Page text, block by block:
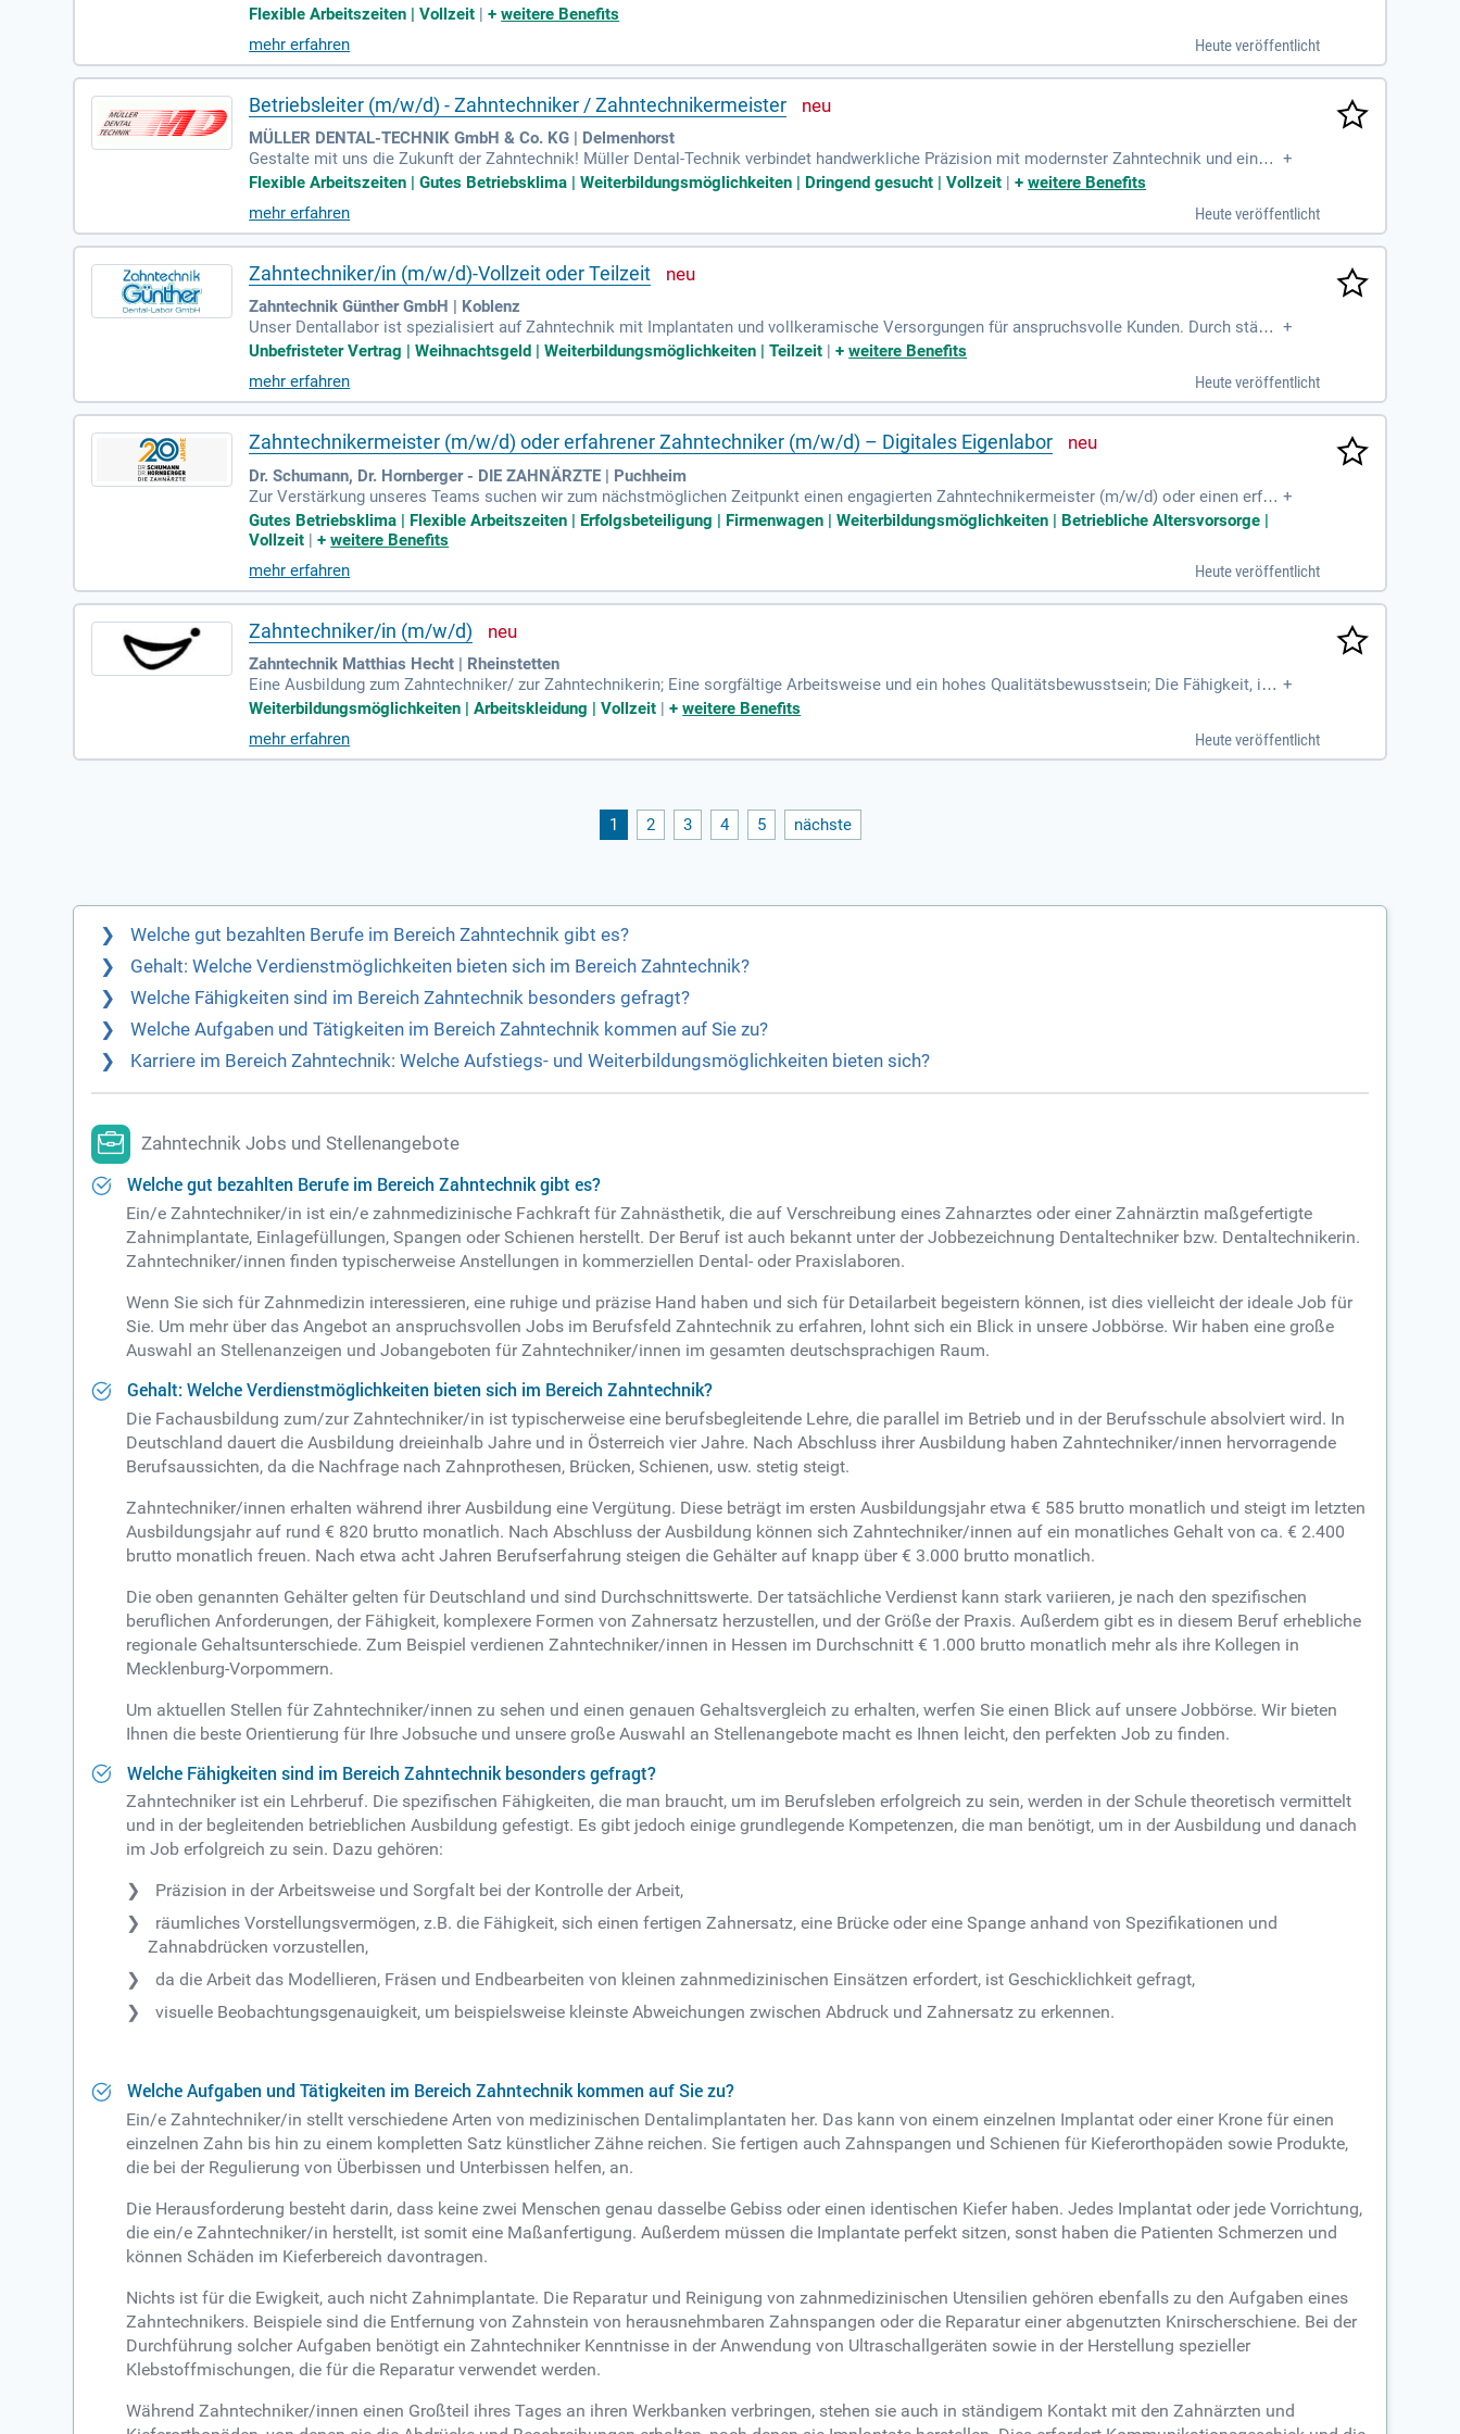
Flexible Arbeitszeiten | Vollzeit |+weitere Benefits
mehr erfahren
Heute veröffentlicht
Betriebsleiter (m/w/d) - Zahntechniker / Zahntechnikermeister
MÜLLER DENTAL-TECHNIK GmbH & Co. KG | Delmenhorst
Gestalte mit uns die Zukunft der Zahntechnik! Müller Dental-Technik verbindet handwerkliche Präzision mit modernster Zahntechnik und einem
herzlichen, engagierten Team.
+
Flexible Arbeitszeiten | Gutes Betriebsklima | Weiterbildungsmöglichkeiten | Dringend gesucht | Vollzeit |+weitere Benefits
mehr erfahren
Heute veröffentlicht
Zahntechniker/in (m/w/d)-Vollzeit oder Teilzeit
Zahntechnik Günther GmbH | Koblenz
Unser Dentallabor ist spezialisiert auf Zahntechnik mit Implantaten und vollkeramische Versorgungen für anspruchsvolle Kunden. Durch ständi
ge Aus- und Weiterbildung ist unser zahntechnisches Labor auf dem neuesten Stand der Zahntechnik.
+
Unbefristeter Vertrag | Weihnachtsgeld | Weiterbildungsmöglichkeiten | Teilzeit |+weitere Benefits
mehr erfahren
Heute veröffentlicht
Zahntechnikermeister (m/w/d) oder erfahrener Zahntechniker (m/w/d) – Digitales Eigenlabor
Dr. Schumann, Dr. Hornberger - DIE ZAHNÄRZTE | Puchheim
Zur Verstärkung unseres Teams suchen wir zum nächstmöglichen Zeitpunkt einen engagierten Zahntechnikermeister (m/w/d) oder einen erfah
renen Zahntechniker (m/w/d) mit Freude an hochwertiger Zahntechnik.
+
Gutes Betriebsklima | Flexible Arbeitszeiten | Erfolgsbeteiligung | Firmenwagen | Weiterbildungsmöglichkeiten | Betriebliche Altersvorsorge |
Vollzeit |+weitere Benefits
mehr erfahren
Heute veröffentlicht
Zahntechniker/in (m/w/d)
Zahntechnik Matthias Hecht | Rheinstetten
Eine Ausbildung zum Zahntechniker/ zur Zahntechnikerin; Eine sorgfältige Arbeitsweise und ein hohes Qualitätsbewusstsein; Die Fähigkeit, im
Team zu agieren, kombiniert mit Zuverlässigkeit. Modernste Technik; starkes Team; ind.
+
Weiterbildungsmöglichkeiten | Arbeitskleidung | Vollzeit |+weitere Benefits
mehr erfahren
Heute veröffentlicht
1 2 3 4 5 nächste
Welche gut bezahlten Berufe im Bereich Zahntechnik gibt es?
Gehalt: Welche Verdienstmöglichkeiten bieten sich im Bereich Zahntechnik?
Welche Fähigkeiten sind im Bereich Zahntechnik besonders gefragt?
Welche Aufgaben und Tätigkeiten im Bereich Zahntechnik kommen auf Sie zu?
Karriere im Bereich Zahntechnik: Welche Aufstiegs- und Weiterbildungsmöglichkeiten bieten sich?
Zahntechnik Jobs und Stellenangebote
Welche gut bezahlten Berufe im Bereich Zahntechnik gibt es?
Ein/e Zahntechniker/in ist ein/e zahnmedizinische Fachkraft für Zahnästhetik, die auf Verschreibung eines Zahnarztes oder einer Zahnärztin maßgefertigte
Zahnimplantate, Einlagefüllungen, Spangen oder Schienen herstellt. Der Beruf ist auch bekannt unter der Jobbezeichnung Dentaltechniker bzw. Dentaltechnikerin.
Zahntechniker/innen finden typischerweise Anstellungen in kommerziellen Dental- oder Praxislaboren.
Wenn Sie sich für Zahnmedizin interessieren, eine ruhige und präzise Hand haben und sich für Detailarbeit begeistern können, ist dies vielleicht der ideale Job für
Sie. Um mehr über das Angebot an anspruchsvollen Jobs im Berufsfeld Zahntechnik zu erfahren, lohnt sich ein Blick in unsere Jobbörse. Wir haben eine große
Auswahl an Stellenanzeigen und Jobangeboten für Zahntechniker/innen im gesamten deutschsprachigen Raum.
Gehalt: Welche Verdienstmöglichkeiten bieten sich im Bereich Zahntechnik?
Die Fachausbildung zum/zur Zahntechniker/in ist typischerweise eine berufsbegleitende Lehre, die parallel im Betrieb und in der Berufsschule absolviert wird. In
Deutschland dauert die Ausbildung dreieinhalb Jahre und in Österreich vier Jahre. Nach Abschluss ihrer Ausbildung haben Zahntechniker/innen hervorragende
Berufsaussichten, da die Nachfrage nach Zahnprothesen, Brücken, Schienen, usw. stetig steigt.
Zahntechniker/innen erhalten während ihrer Ausbildung eine Vergütung. Diese beträgt im ersten Ausbildungsjahr etwa € 585 brutto monatlich und steigt im letzten
Ausbildungsjahr auf rund € 820 brutto monatlich. Nach Abschluss der Ausbildung können sich Zahntechniker/innen auf ein monatliches Gehalt von ca. € 2.400
brutto monatlich freuen. Nach etwa acht Jahren Berufserfahrung steigen die Gehälter auf knapp über € 3.000 brutto monatlich.
Die oben genannten Gehälter gelten für Deutschland und sind Durchschnittswerte. Der tatsächliche Verdienst kann stark variieren, je nach den spezifischen
beruflichen Anforderungen, der Fähigkeit, komplexere Formen von Zahnersatz herzustellen, und der Größe der Praxis. Außerdem gibt es in diesem Beruf erhebliche
regionale Gehaltsunterschiede. Zum Beispiel verdienen Zahntechniker/innen in Hessen im Durchschnitt € 1.000 brutto monatlich mehr als ihre Kollegen in
Mecklenburg-Vorpommern.
Um aktuellen Stellen für Zahntechniker/innen zu sehen und einen genauen Gehaltsvergleich zu erhalten, werfen Sie einen Blick auf unsere Jobbörse. Wir bieten
Ihnen die beste Orientierung für Ihre Jobsuche und unsere große Auswahl an Stellenangebote macht es Ihnen leicht, den perfekten Job zu finden.
Welche Fähigkeiten sind im Bereich Zahntechnik besonders gefragt?
Zahntechniker ist ein Lehrberuf. Die spezifischen Fähigkeiten, die man braucht, um im Berufsleben erfolgreich zu sein, werden in der Schule theoretisch vermittelt
und in der begleitenden betrieblichen Ausbildung gefestigt. Es gibt jedoch einige grundlegende Kompetenzen, die man benötigt, um in der Ausbildung und danach
im Job erfolgreich zu sein. Dazu gehören:
Präzision in der Arbeitsweise und Sorgfalt bei der Kontrolle der Arbeit,
räumliches Vorstellungsvermögen, z.B. die Fähigkeit, sich einen fertigen Zahnersatz, eine Brücke oder eine Spange anhand von Spezifikationen und
Zahnabdrücken vorzustellen,
da die Arbeit das Modellieren, Fräsen und Endbearbeiten von kleinen zahnmedizinischen Einsätzen erfordert, ist Geschicklichkeit gefragt,
visuelle Beobachtungsgenauigkeit, um beispielsweise kleinste Abweichungen zwischen Abdruck und Zahnersatz zu erkennen.
Welche Aufgaben und Tätigkeiten im Bereich Zahntechnik kommen auf Sie zu?
Ein/e Zahntechniker/in stellt verschiedene Arten von medizinischen Dentalimplantaten her. Das kann von einem einzelnen Implantat oder einer Krone für einen
einzelnen Zahn bis hin zu einem kompletten Satz künstlicher Zähne reichen. Sie fertigen auch Zahnspangen und Schienen für Kieferorthopäden sowie Produkte,
die bei der Regulierung von Überbissen und Unterbissen helfen, an.
Die Herausforderung besteht darin, dass keine zwei Menschen genau dasselbe Gebiss oder einen identischen Kiefer haben. Jedes Implantat oder jede Vorrichtung,
die ein/e Zahntechniker/in herstellt, ist somit eine Maßanfertigung. Außerdem müssen die Implantate perfekt sitzen, sonst haben die Patienten Schmerzen und
können Schäden im Kieferbereich davontragen.
Nichts ist für die Ewigkeit, auch nicht Zahnimplantate. Die Reparatur und Reinigung von zahnmedizinischen Utensilien gehören ebenfalls zu den Aufgaben eines
Zahntechnikers. Beispiele sind die Entfernung von Zahnstein von herausnehmbaren Zahnspangen oder die Reparatur einer abgenutzten Knirscherschiene. Bei der
Durchführung solcher Aufgaben benötigt ein Zahntechniker Kenntnisse in der Anwendung von Ultraschallgeräten sowie in der Herstellung spezieller
Klebstoffmischungen, die für die Reparatur verwendet werden.
Während Zahntechniker/innen einen Großteil ihres Tages an ihren Werkbanken verbringen, stehen sie auch in ständigem Kontakt mit den Zahnärzten und